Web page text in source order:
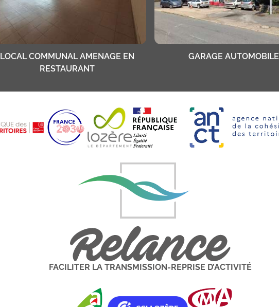
LOCAL COMMUNAL AMENAGE EN
RESTAURANT
GARAGE AUTOMOBILE
FACILITER LA TRANSMISSION-REPRISE D’ACTIVITÉ